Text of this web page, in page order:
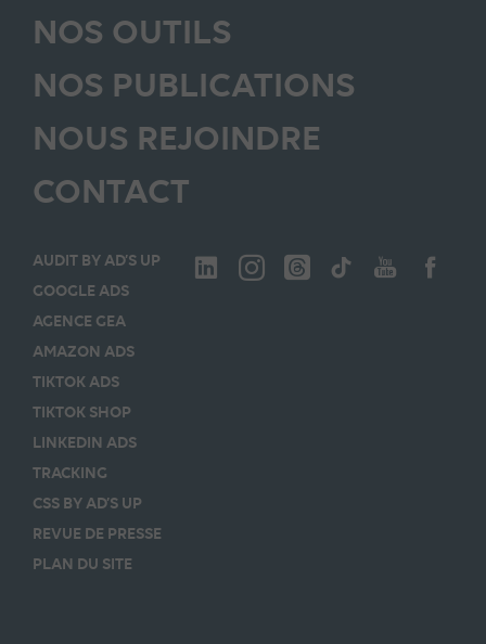
NOS OUTILS
NOS PUBLICATIONS
NOUS REJOINDRE
CONTACT
AUDIT BY AD’S UP
GOOGLE ADS
AGENCE GEA
AMAZON ADS
TIKTOK ADS
TIKTOK SHOP
LINKEDIN ADS
TRACKING
CSS BY AD’S UP
REVUE DE PRESSE
PLAN DU SITE